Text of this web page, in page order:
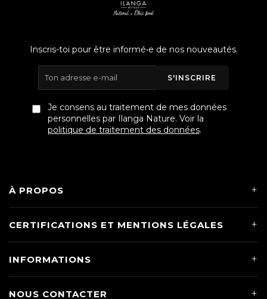
Inscris-toi pour être informé•e de nos nouveautés.
S'INSCRIRE
Je consens au traitement de mes données
personnelles par Ilanga Nature. Voir la
politique de traitement des données.
À PROPOS
CERTIFICATIONS ET MENTIONS LÉGALES
INFORMATIONS
NOUS CONTACTER